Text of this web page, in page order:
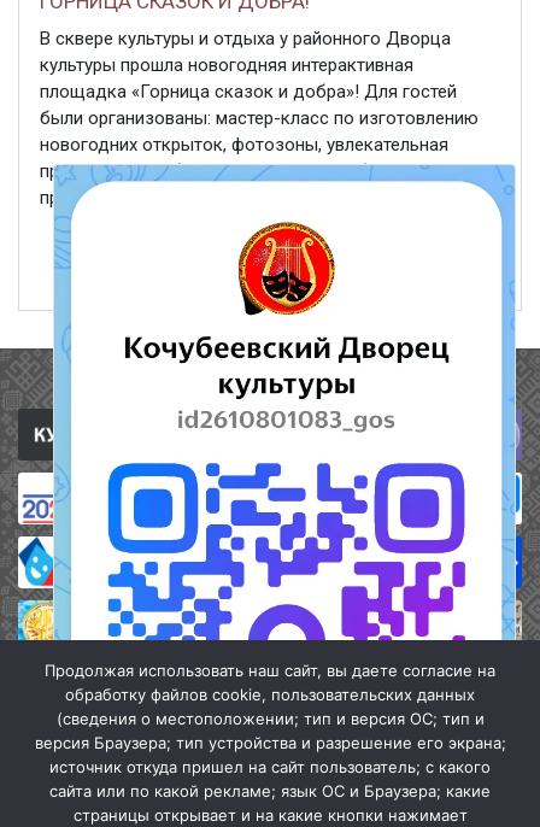
В сквере культуры и отдыха у районного Дворца
культуры прошла новогодняя интерактивная
площадка «Горница сказок и добра»! Для гостей
были организованы: мастер-класс по изготовлению
новогодних открыток, фотозоны, увлекательная
программа. Особенно радостными событиями стали
приезд Деда Мороза и ...
Полезные ссылки
Продолжая использовать наш сайт, вы даете согласие на
обработку файлов cookie, пользовательских данных
(сведения о местоположении; тип и версия ОС; тип и
версия Браузера; тип устройства и разрешение его экрана;
источник откуда пришел на сайт пользователь; с какого
сайта или по какой рекламе; язык ОС и Браузера; какие
страницы открывает и на какие кнопки нажимает